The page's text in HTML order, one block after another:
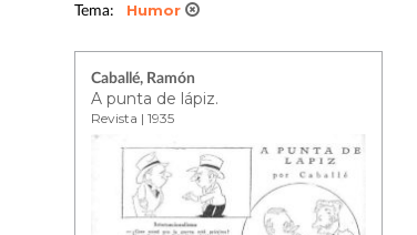
Tema: Humor
Caballé, Ramón
A punta de lápiz.
Revista | 1935